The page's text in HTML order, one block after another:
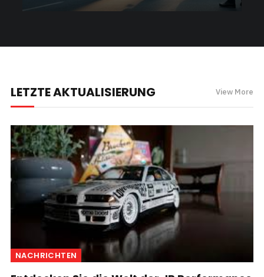
LETZTE AKTUALISIERUNG View More
NACHRICHTEN